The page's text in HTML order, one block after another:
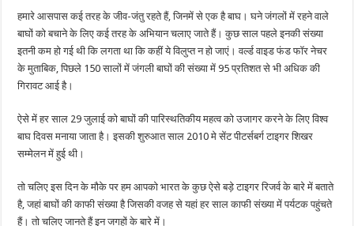
हैं
भारत
के
पांच
टाइगर
हैं
बाघ
हमारे आसपास कई तरह के जीव-जंतु रहते हैं, जिनमें से एक है बाघ। घने जंगलों में रहने वाले
बाघों को बचाने के लिए कई तरह के अभियान चलाए जाते हैं। कुछ साल पहले इनकी संख्या
इतनी कम हो गई थी कि लगता था कि कहीं ये विलुप्त न हो जाएं। वर्ल्ड वाइड फंड फॉर नेचर
के मुताबिक, पिछले 150 सालों में जंगली बाघों की संख्या में 95 प्रतिशत से भी अधिक की
गिरावट आई है।
ऐसे में हर साल 29 जुलाई को बाघों की पारिस्थतिकीय महत्व को उजागर करने के लिए विश्व
बाघ दिवस मनाया जाता है। इसकी शुरुआत साल 2010 मे सेंट पीटर्सबर्ग टाइगर शिखर
सम्मेलन में हुई थी।
तो चलिए इस दिन के मौके पर हम आपको भारत के कुछ ऐसे बड़े टाइगर रिजर्व के बारे में बताते
है, जहां बाघों की काफी संख्या है जिसकी वजह से यहां हर साल काफी संख्या में पर्यटक पहुंचते
हैं। तो चलिए जानते हैं इन जगहों के बारे में।